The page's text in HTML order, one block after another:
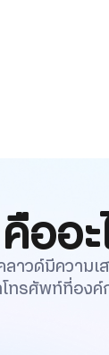
ออะ
าวด์มีความ
ทรศัพท์ที่อง